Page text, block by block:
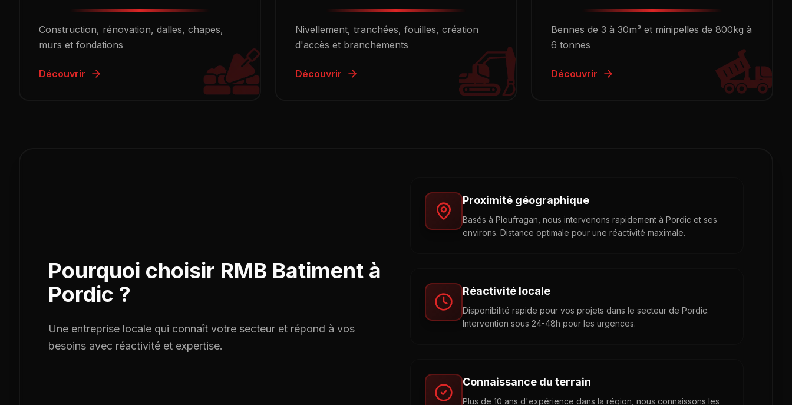
Construction, rénovation, dalles, chapes,
murs et fondations
Découvrir
Nivellement, tranchées, fouilles, création
d'accès et branchements
Découvrir
Bennes de 3 à 30m³ et minipelles de 800kg à
6 tonnes
Découvrir
Pourquoi choisir RMB Batiment à
Pordic ?
Une entreprise locale qui connaît votre secteur et répond à vos
besoins avec réactivité et expertise.
Proximité géographique
Basés à Ploufragan, nous intervenons rapidement à Pordic et ses
environs. Distance optimale pour une réactivité maximale.
Réactivité locale
Disponibilité rapide pour vos projets dans le secteur de Pordic.
Intervention sous 24-48h pour les urgences.
Connaissance du terrain
Plus de 10 ans d'expérience dans la région, nous connaissons les